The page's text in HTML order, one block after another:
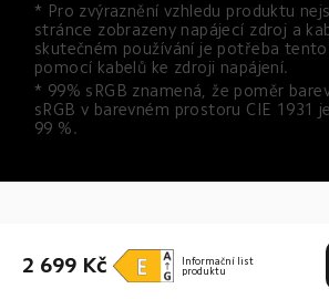
2 699 Kč
Informační list
produktu
* Pro zvýraznění vzhledu produktu
stránce zobrazeny napájecí zdroj a
skutečném používání je potřeba
pomocí kabelů ke zdroji napájení.
* 99% sRGB znamená, že poměr
sRGB v barevném prostoru CIE 1931
99 %.